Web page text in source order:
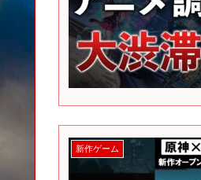
新作ゲーム